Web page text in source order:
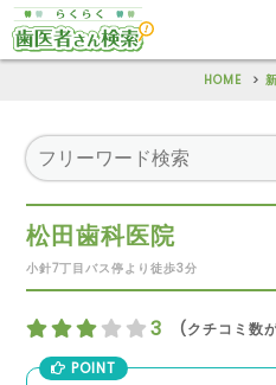
HOME
松田歯科医院
小針7丁目バス停より徒歩3分
3
(クチコミ数
POINT